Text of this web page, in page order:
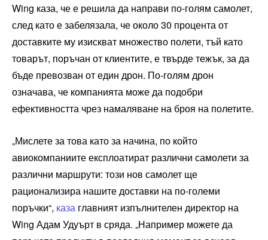
Wing каза, че е решила да направи по-голям самолет,
след като е забелязала, че около 30 процента от
доставките му изискват множество полети, тъй като
товарът, поръчан от клиентите, е твърде тежък, за да
бъде превозван от един дрон. По-голям дрон
означава, че компанията може да подобри
ефективността чрез намаляване на броя на полетите.
„Мислете за това като за начина, по който
авиокомпаниите експлоатират различни самолети за
различни маршрути: този нов самолет ще
рационализира нашите доставки на по-големи
поръчки“, каза главният изпълнителен директор на
Wing Адам Удуърт в сряда. „Например можете да